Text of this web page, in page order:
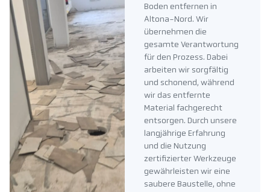
Boden entfernen in
Altona-Nord. Wir
übernehmen die
gesamte Verantwortung
für den Prozess. Dabei
arbeiten wir sorgfältig
und schonend, während
wir das entfernte
Material fachgerecht
entsorgen. Durch unsere
langjährige Erfahrung
und die Nutzung
zertifizierter Werkzeuge
gewährleisten wir eine
saubere Baustelle, ohne